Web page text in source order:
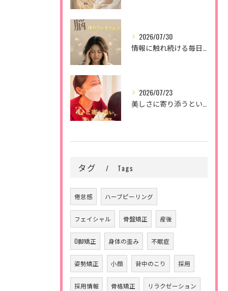
2026/07/30
情報に触れ続ける毎日。
2026/07/23
美しさに寄り添うということ。
タグ Tags
倦怠感 ハーブピーリング
フェイシャル 骨盤矯正 産後
O脚矯正 身体の歪み 不眠症
姿勢矯正 小顔 背中のこり 採用
採用情報 骨格矯正 リラクゼーション